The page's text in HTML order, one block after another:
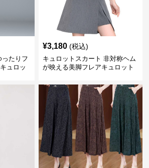
ったりフ
ュロッ
¥3,180 (税込)
キュロットスカート 非対称ヘム
が映える美脚フレアキュロット